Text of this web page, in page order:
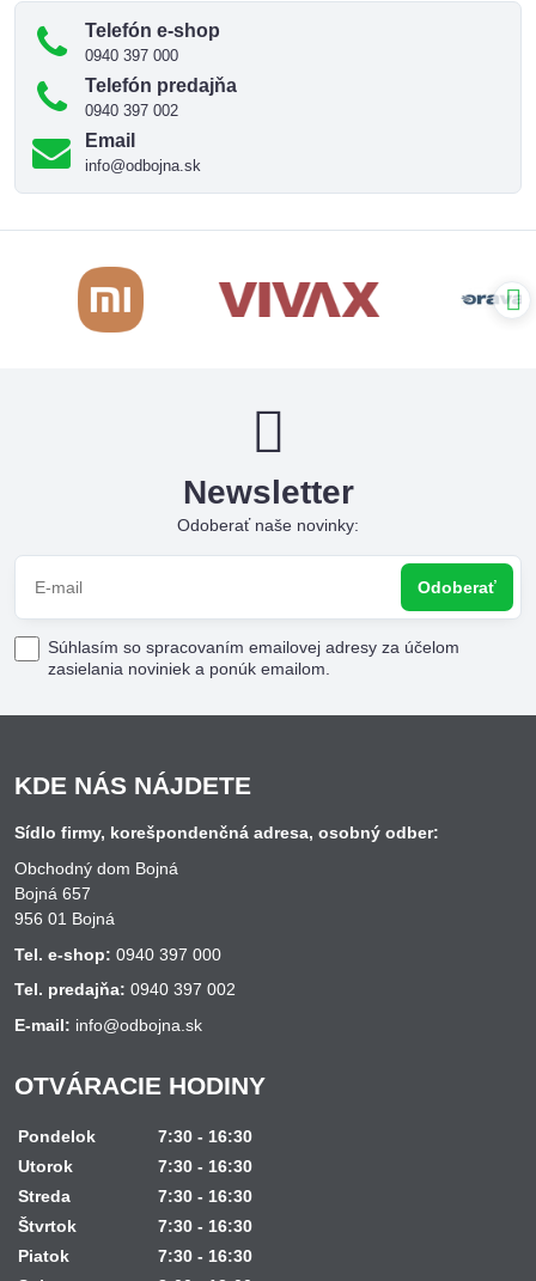
Telefón e-shop
0940 397 000
Telefón predajňa
0940 397 002
Email
info@odbojna.sk
Newsletter
Odoberať naše novinky:
Odoberať
Súhlasím so spracovaním emailovej adresy za účelom
zasielania noviniek a ponúk emailom.
KDE NÁS NÁJDETE
Sídlo firmy, korešpondenčná adresa, osobný odber:
Obchodný dom Bojná
Bojná 657
956 01 Bojná
Tel. e-shop: 0940 397 000
Tel. predajňa: 0940 397 002
E-mail: info@odbojna.sk
OTVÁRACIE HODINY
Pondelok
7:30 - 16:30
Utorok
7:30 - 16:30
Streda
7:30 - 16:30
Štvrtok
7:30 - 16:30
Piatok
7:30 - 16:30